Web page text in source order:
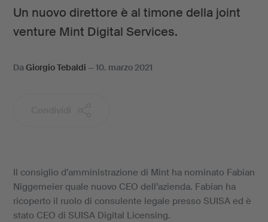
Un nuovo direttore è al timone della joint
venture Mint Digital Services.
DaGiorgio Tebaldi —10. marzo 2021
Il consiglio d’amministrazione di Mint ha nominato Fabian
Niggemeier quale nuovo CEO dell’azienda. Fabian ha
ricoperto il ruolo di consulente legale presso SUISA ed è
stato CEO di SUISA Digital Licensing.